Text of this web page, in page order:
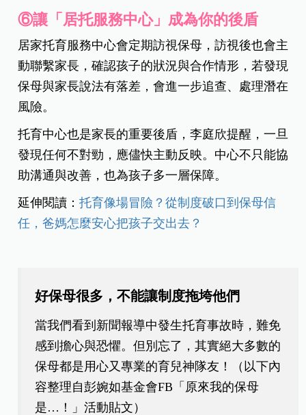
⑥讓「居托服務中心」成為你的後盾
居家托育服務中心會定期訪視保母，訪視後也會主
動聯繫家長，確認孩子的狀況與合作情形，若發現
保母與家長說法有落差，會進一步追查、處理潛在
風險。
托育中心也是家長的重要後盾，李庭欣提醒，一旦
發現任何不對勁，應儘快主動反映。中心不只能協
助溝通與改善，也為孩子多一層保障。
延伸閱讀：托育像場冒險？從制度破口到保母信
任，爸媽怎麼安心把孩子交出去？
好保母很多，不能讓制度拖垮他們
當我們看到新聞報導中發生托育事故時，難免
感到擔心與恐懼。但別忘了，其實絕大多數的
保母都是用心又專業的育兒神隊友！（以下內
容整理自彭婉如基金會FB「原來我的保母
是…！」活動貼文）